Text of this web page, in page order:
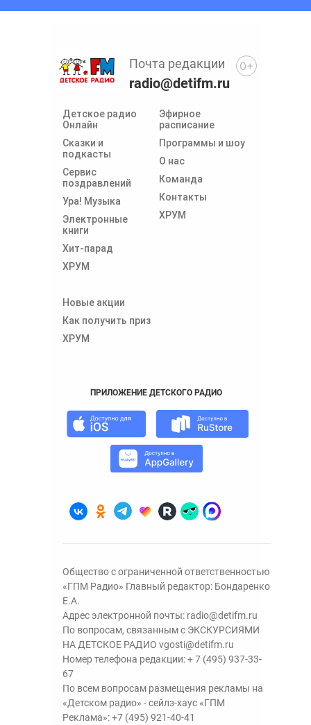
Детское радио
Онлайн
Сказки и
подкасты
Сервис
поздравлений
Ура! Музыка
Электронные
книги
Хит-парад
ХРУМ
Эфирное
расписание
Программы и шоу
О нас
Команда
Контакты
ХРУМ
Новые акции
Как получить приз
ХРУМ
Почта редакции
radio@detifm.ru
ПРИЛОЖЕНИЕ ДЕТСКОГО РАДИО
0+
Общество с ограниченной ответственностью
«ГПМ Радио» Главный редактор: Бондаренко
Е.А.
Адрес электронной почты: radio@detifm.ru
По вопросам, связанным с ЭКСКУРСИЯМИ
НА ДЕТСКОЕ РАДИО vgosti@detifm.ru
Номер телефона редакции:+ 7 (495) 937-33-
67
По всем вопросам размещения рекламы на
«Детском радио» - сейлз-хаус «ГПМ
Реклама»:+7 (495) 921-40-41